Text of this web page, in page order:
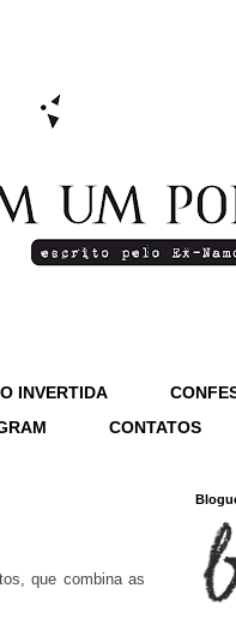
INVERTIDA
CONTATOS
que combina as